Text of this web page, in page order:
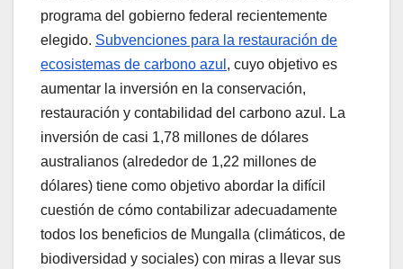
programa del gobierno federal recientemente
elegido. Subvenciones para la restauración de
ecosistemas de carbono azul , cuyo objetivo es
aumentar la inversión en la conservación,
restauración y contabilidad del carbono azul. La
inversión de casi 1,78 millones de dólares
australianos (alrededor de 1,22 millones de
dólares) tiene como objetivo abordar la difícil
cuestión de cómo contabilizar adecuadamente
todos los beneficios de Mungalla (climáticos, de
biodiversidad y sociales) con miras a llevar sus